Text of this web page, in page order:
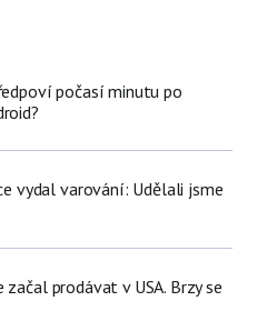
počasí minutu po
vydal varování: Udělali jsme
prodávat v USA. Brzy se